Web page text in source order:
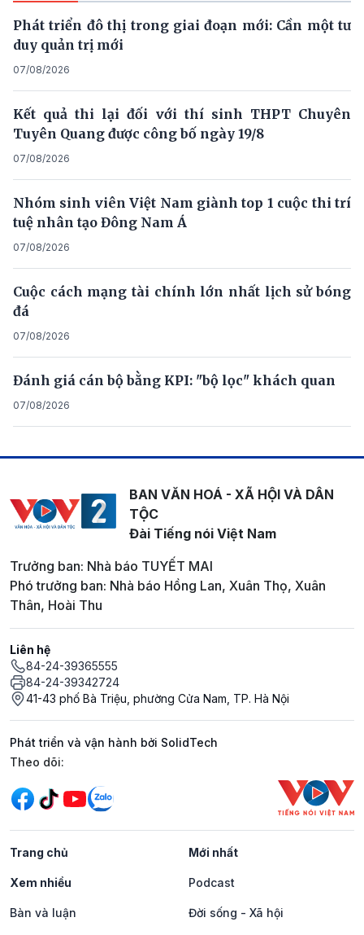
Phát triển đô thị trong giai đoạn mới: Cần một tư
duy quản trị mới
07/08/2026
Kết quả thi lại đối với thí sinh THPT Chuyên
Tuyên Quang được công bố ngày 19/8
07/08/2026
Nhóm sinh viên Việt Nam giành top 1 cuộc thi trí
tuệ nhân tạo Đông Nam Á
07/08/2026
Cuộc cách mạng tài chính lớn nhất lịch sử bóng
đá
07/08/2026
Đánh giá cán bộ bằng KPI: "bộ lọc" khách quan
07/08/2026
BAN VĂN HOÁ - XÃ HỘI VÀ DÂN
TỘC
Đài Tiếng nói Việt Nam
Trưởng ban: Nhà báo TUYẾT MAI
Phó trưởng ban: Nhà báo Hồng Lan, Xuân Thọ, Xuân
Thân, Hoài Thu
Liên hệ
84-24-39365555
84-24-39342724
41-43 phố Bà Triệu, phường Cửa Nam, TP. Hà Nội
Phát triển và vận hành bởi SolidTech
Mạng xã hội
Theo dõi:
Trang chủ Mới nhất
Xem nhiều Podcast
Bàn và luận Đời sống - Xã hội